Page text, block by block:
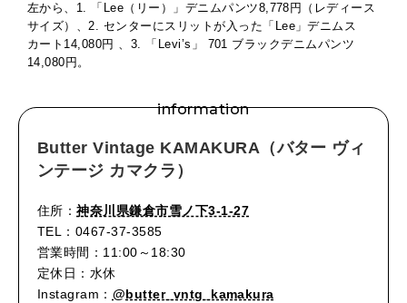
左から、1. 「Lee（リー）」デニムパンツ8,778円（レディース
サイズ）、2. センターにスリットが入った「Lee」デニムス
カート14,080円 、3. 「Levi’s」 701 ブラックデニムパンツ
14,080円。
information
Butter Vintage KAMAKURA（バター ヴィ
ンテージ カマクラ）
住所：神奈川県鎌倉市雪ノ下3-1-27
TEL：0467-37-3585
営業時間：11:00～18:30
定休日：水休
Instagram： @butter_vntg_kamakura